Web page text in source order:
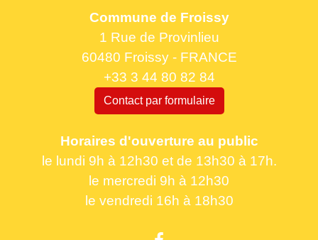
Commune de Froissy
1 Rue de Provinlieu
60480 Froissy - FRANCE
+33 3 44 80 82 84
Contact par formulaire
Horaires d'ouverture au public
le lundi 9h à 12h30 et de 13h30 à 17h.
le mercredi 9h à 12h30
le vendredi 16h à 18h30